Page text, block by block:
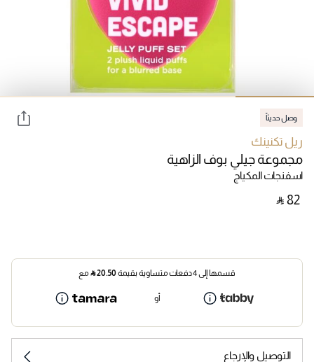
وصل حديثاً
ريل تكنينك
مجموعة جيلي بوف الزاهية
اسفنجات المكياج
‎ ⃁ ⁦82⁩ ‎
قسمها إلى 4 دفعات متساوية بقيمة 20.50
⃁ مع
أو
التوصيل والإرجاع